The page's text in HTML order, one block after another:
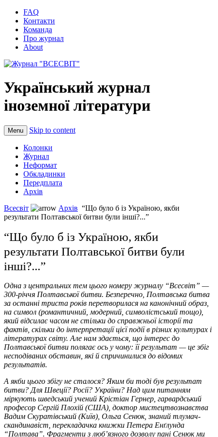
FAQ
Контакти
Команда
Про журнал
About
Український журнал
іноземної літератури
Menu Skip to content
Колонки
Журнал
Неформат
Обкладинки
Передплата
Архів
Всесвіт
Архів “Що було б із Україною, якби
результати Полтавської битви були інші?...”
“Що було б із Україною, якби
результати Полтавської битви були
інші?...”
Одна з центральних тем цього номеру журналу “Всесвіт” —
300-річчя Полтавської битви. Безперечно, Полтавська битва
за останні триста років перетворилася на канонічний образ,
на символ (романтичний, модерний, символістський тощо),
який відсилає часом не стільки до справжньої історії та
фактів, скільки до інтерпретації цієї події в різних культурах і
літературах світу. Але нам здається, що інтерес до
Полтавської битви полягає ось у чому: її результат — це збіг
несподіваних обставин, які й спричинилися до відомих
результатів.
А якби цього збігу не сталося? Яким би тоді був результат
битви? Для Швеції? Росії? України? Над цим питанням
міркують шведський учений Крістіан Гернер, гарвардський
професор Сергій Плохій (США), доктор мистецтвознавства
Вадим Скуратівський (Київ), Ольга Сенюк, знаний тлумач-
скандинавіст, перекладачка книжки Петера Енґлунда
“Полтава”. Фрагменти з люб’язного дозволу пані Сенюк ми